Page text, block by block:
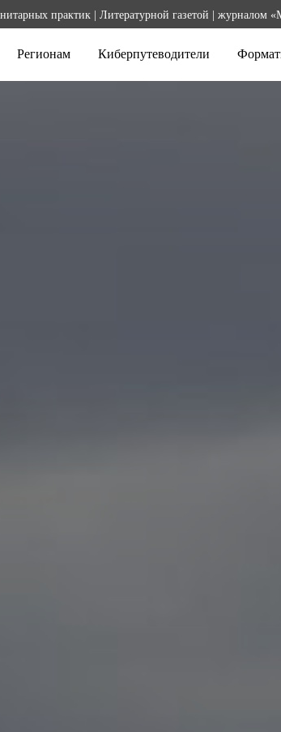
практик | Литературной газетой | журналом
Регионам Киберпутеводители